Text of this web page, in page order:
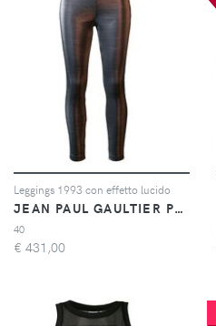
Leggings 1993 con effetto lucido
JEAN PAUL GAULTIER PRE-OWNED
40
€ 431,00